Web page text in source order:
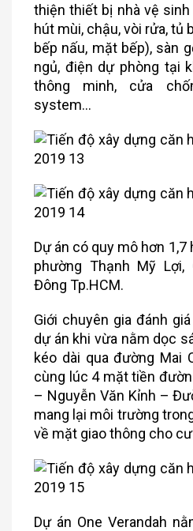
thiện thiết bị nhà vệ
hút mùi, chậu, vòi rửa, tủ
bếp nấu, mặt bếp), sàn
ngủ, điện dự phòng tại
thông minh, cửa
system…
Dự án có quy mô hơn 1,7
phường Thạnh Mỹ Lợi,
Đông Tp.HCM.
Giới chuyên gia đánh
dự án khi vừa nằm dọc
kéo dài qua đường Mai
cùng lúc 4 mặt tiền
– Nguyễn Văn Kỉnh –
mang lại môi trường
về mặt giao thông cho cư
Dự án One Verandah